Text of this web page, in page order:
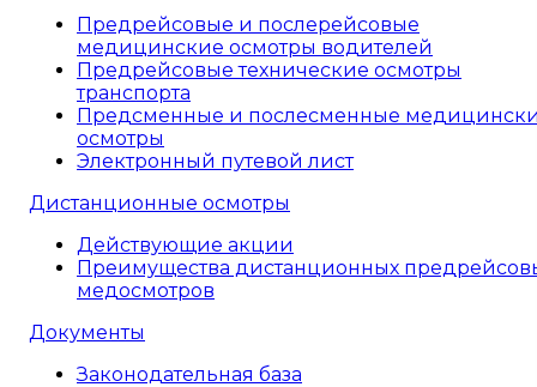
Предрейсовые и послерейсовые
медицинские осмотры водителей
Предрейсовые технические осмотры
транспорта
Предсменные и послесменные
осмотры
Электронный путевой лист
Дистанционные осмотры
Действующие акции
Преимущества дистанционных
медосмотров
Документы
Законодательная база